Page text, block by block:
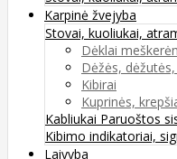
Karpinė žvejyba
Stovai, kuoliukai,
Dėklai
Dėžės,
Kibirai
Kuprinės,
Kabliukai Paruoštos
Kibimo indikatoriai,
Laivyba